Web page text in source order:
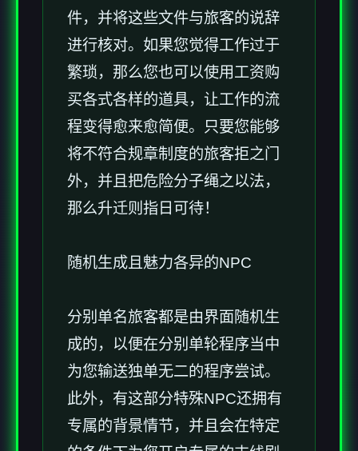
件，并将这些文件与旅客的说辞
进行核对。如果您觉得工作过于
繁琐，那么您也可以使用工资购
买各式各样的道具，让工作的流
程变得愈来愈简便。只要您能够
将不符合规章制度的旅客拒之门
外，并且把危险分子绳之以法，
那么升迁则指日可待！
随机生成且魅力各异的NPC
分别单名旅客都是由界面随机生
成的，以便在分别单轮程序当中
为您输送独单无二的程序尝试。
此外，有这部分特殊NPC还拥有
专属的背景情节，并且会在特定